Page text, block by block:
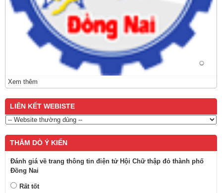
Xem thêm
LIÊN KẾT WEBISTE
THĂM DÒ Ý KIẾN
Đánh giá về trang thông tin điện tử Hội Chữ thập đỏ thành phố
Đồng Nai
Rất tốt